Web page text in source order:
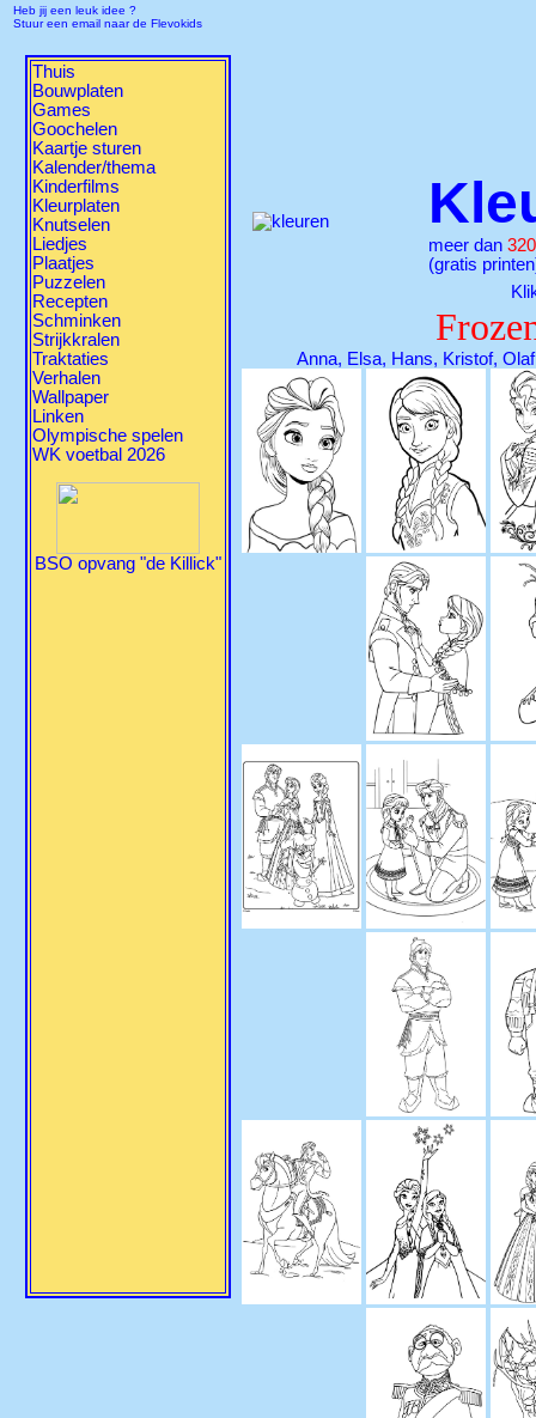
Heb jij een leuk idee ?
Stuur een email naar de Flevokids
Thuis
Bouwplaten
Games
Goochelen
Kaartje sturen
Kalender/thema
Kinderfilms
Kleurplaten
Knutselen
Liedjes
Plaatjes
Puzzelen
Recepten
Schminken
Strijkkralen
Traktaties
Verhalen
Wallpaper
Linken
Olympische spelen
WK voetbal 2026
BSO opvang "de Killick"
meer dan
(gratis
Anna, Elsa, Hans, Kristof,